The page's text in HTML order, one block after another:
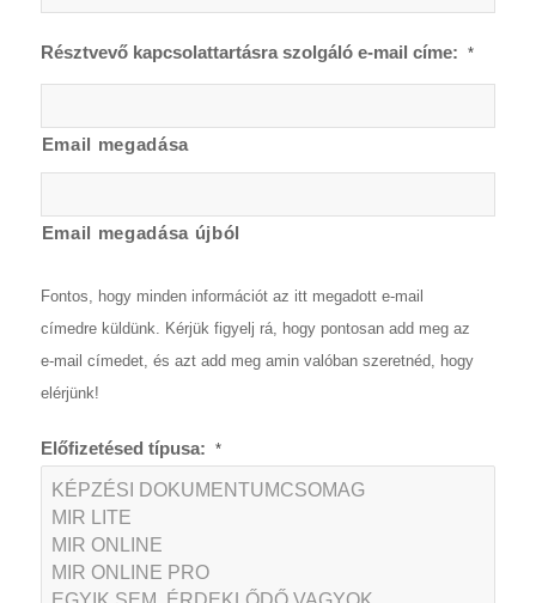
Résztvevő kapcsolattartásra szolgáló e-mail címe: *
Email megadása
Email megadása újból
Fontos, hogy minden információt az itt megadott e-mail
címedre küldünk. Kérjük figyelj rá, hogy pontosan add meg az
e-mail címedet, és azt add meg amin valóban szeretnéd, hogy
elérjünk!
Előfizetésed típusa: *